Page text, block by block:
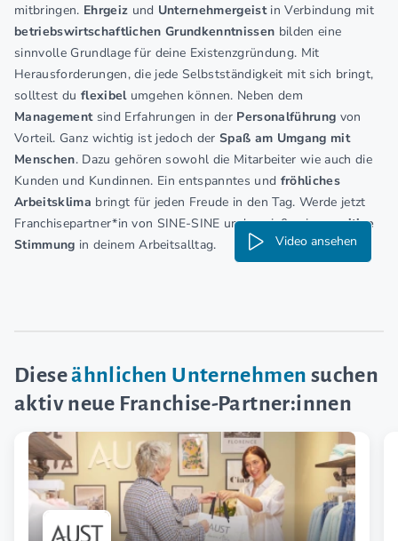
mitbringen. Ehrgeiz und Unternehmergeistin Verbindung mit
betriebswirtschaftlichen Grundkenntnissen bilden eine
sinnvolle Grundlage für deine Existenzgründung. Mit
Herausforderungen, die jede Selbstständigkeit mit sich bringt,
solltest du flexibelumgehen können. Neben dem
Management sind Erfahrungen in der Personalführung von
Vorteil. Ganz wichtig ist jedoch derSpaß am Umgang mit
Menschen. Dazu gehören sowohl die Mitarbeiter wie auch die
Kunden und Kundinnen. Ein entspanntes und fröhliches
Arbeitsklima bringt für jeden Freude in den Tag. Werde jetzt
Franchisepartner*in von SINE-SINE und genieße einepositive
Stimmung in deinem Arbeitsalltag. Video ansehen
Dieseähnlichen Unternehmen suchen
aktiv neue Franchise-Partner:innen